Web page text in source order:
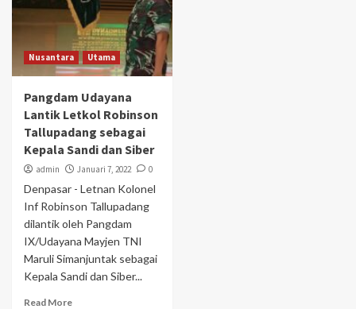
Nusantara Utama
Pangdam Udayana
Lantik Letkol Robinson
Tallupadang sebagai
Kepala Sandi dan Siber
admin Januari 7, 2022 0
Denpasar - Letnan Kolonel
Inf Robinson Tallupadang
dilantik oleh Pangdam
IX/Udayana Mayjen TNI
Maruli Simanjuntak sebagai
Kepala Sandi dan Siber...
Read More